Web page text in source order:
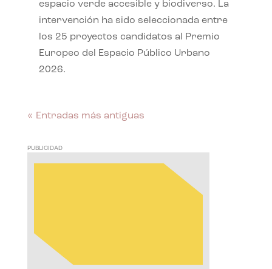
espacio verde accesible y biodiverso. La
intervención ha sido seleccionada entre
los 25 proyectos candidatos al Premio
Europeo del Espacio Público Urbano
2026.
« Entradas más antiguas
PUBLICIDAD